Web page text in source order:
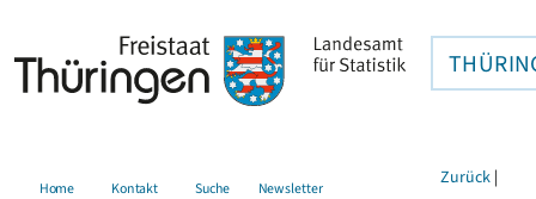
Home Kontakt Suche Newsletter Zurück |